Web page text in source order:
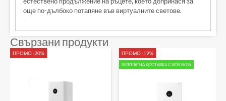
още по-дълбоко потапяне във виртуалните светове.
Свързани продукти
ПРОМО -20% ПРОМО -19%
БЕЗПЛАТНА ДОСТАВКА С BOX NOW